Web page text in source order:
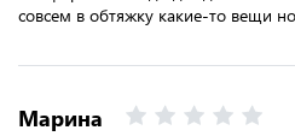
совсем в обтяжку какие-то вещи
Марина